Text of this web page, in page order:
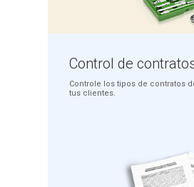
Control de
Controle los tipos de contratos
tus clientes.